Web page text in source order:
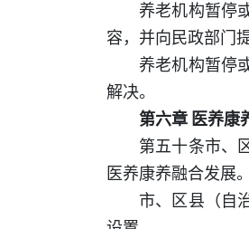
养老机构暂停
容，并向民政部门
养老机构暂停
解决。
第六章 医养康
第五十条市、
医养康养融合发展。
市、区县（自